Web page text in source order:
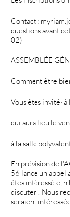
Contact :
questions avant
02)
ASSEMBLÉE
Comment être
Vous êtes invité·
qui aura lieu le
à la salle
En prévision de
56 lance un appel
êtes intéressé.e,
discuter ! Nous
seraient